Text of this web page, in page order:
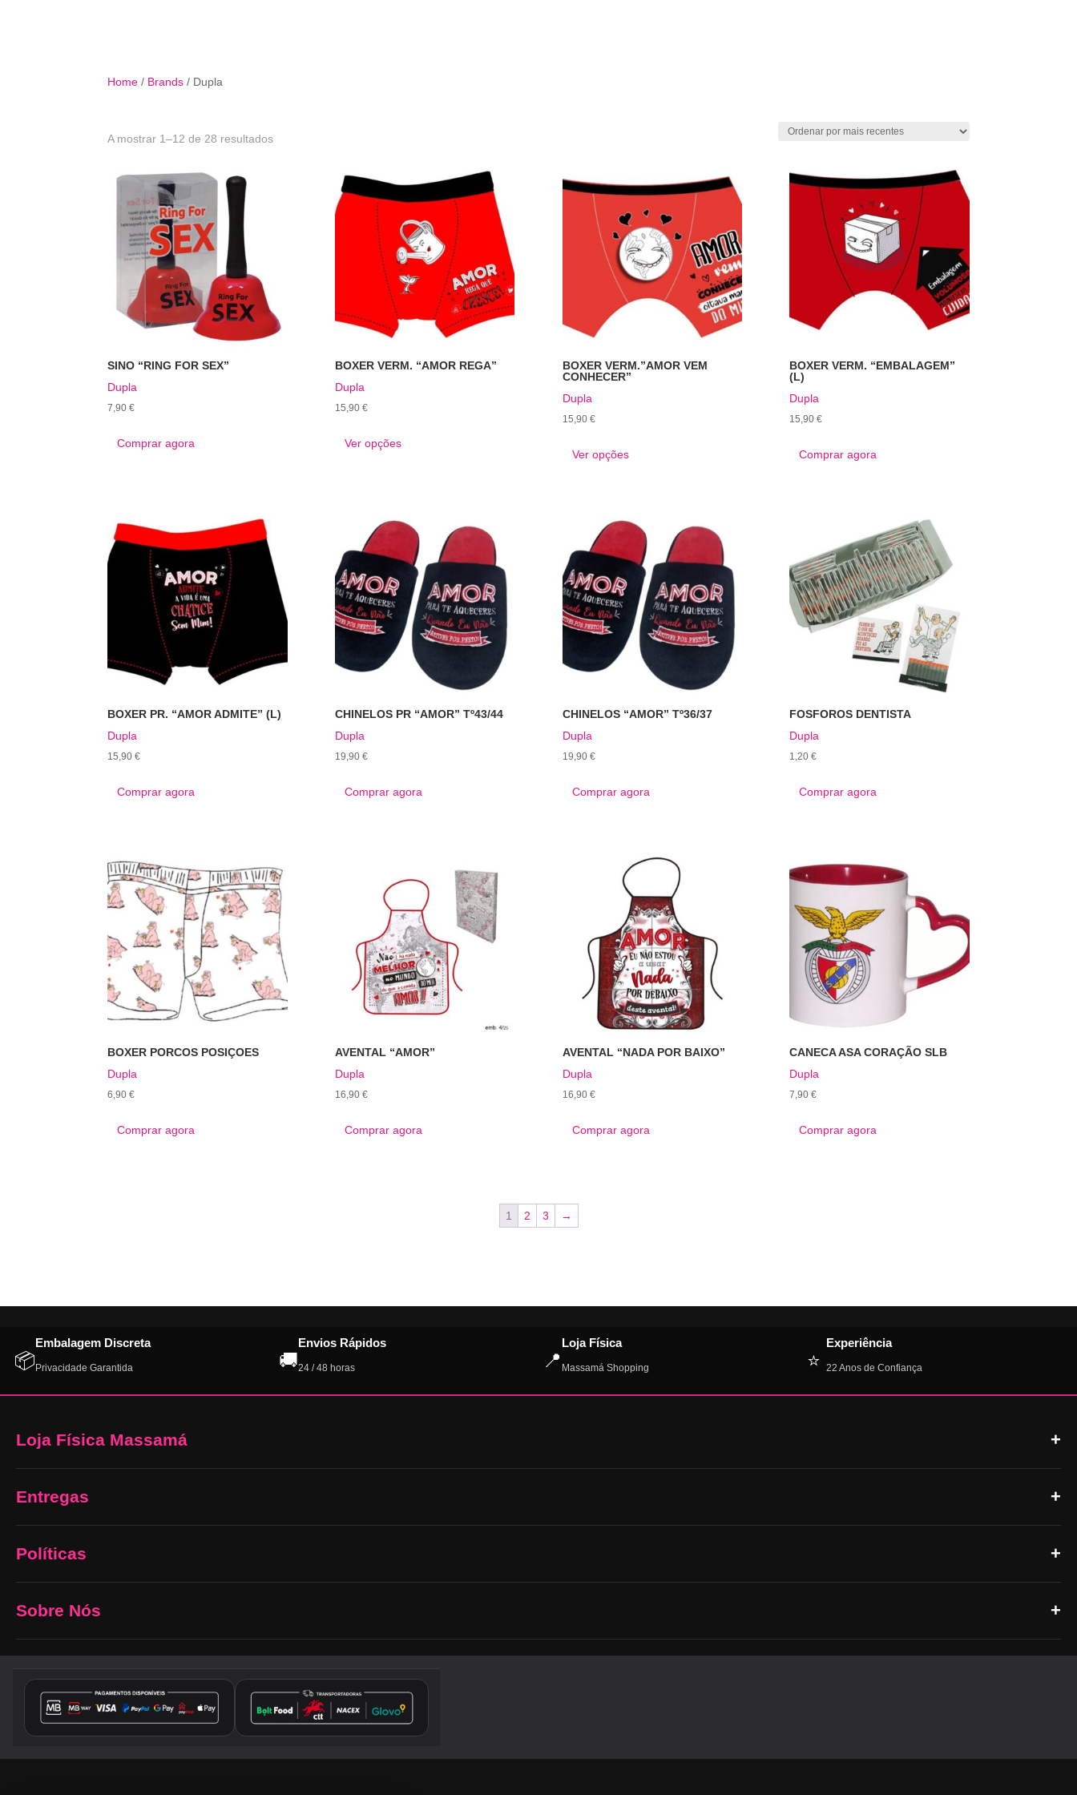
Home / Brands / Dupla
A mostrar 1–12 de 28 resultadosOrdenado
SINO “RING FOR SEX”
Dupla
7,90€
Comprar agora
BOXER VERM. “AMOR REGA”
Dupla
15,90 €
Ver opções
The
options
may
be
chosen
on
the
product
BOXER VERM.”AMOR VEM
CONHECER”
Dupla
15,90 €
Ver opções
variants.
The
options
may
be
chosen
on
the
product
page
BOXER VERM. “EMBALAGEM”
(L)
Dupla
15,90€
Comprar agora
BOXER PR. “AMOR ADMITE” (L)
Dupla
15,90€
Comprar agora
CHINELOS PR “AMOR” Tº43/44
Dupla
19,90 €
Comprar agora
CHINELOS “AMOR” Tº36/37
Dupla
19,90 €
Comprar agora
FOSFOROS DENTISTA
Dupla
1,20€
Comprar agora
BOXER PORCOS POSIÇOES
Dupla
6,90€
Comprar agora
AVENTAL “AMOR”
Dupla
16,90 €
Comprar agora
AVENTAL “NADA POR BAIXO”
Dupla
16,90 €
Comprar agora
CANECA ASA CORAÇÃO SLB
Dupla
7,90€
Comprar agora
1 2 3 →
📦
Embalagem Discreta
Privacidade Garantida 🚚
Envios Rápidos
24 / 48 horas 📍
Loja Física
Massamá Shopping ⭐
Experiência
22 Anos de Confiança
Loja Física Massamá
Entregas
Políticas
Sobre Nós